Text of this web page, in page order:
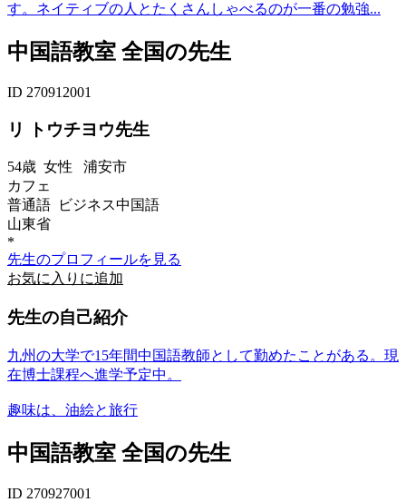
す。ネイティブの人とたくさんしゃべるのが一番の勉強...
中国語教室 全国の先生
ID 270912001
リ トウチヨウ先生
54歳 女性 浦安市
カフェ
普通語 ビジネス中国語
山東省
*
先生のプロフィールを見る
お気に入りに追加
先生の自己紹介
九州の大学で15年間中国語教師として勤めたことがある。現
在博士課程へ進学予定中。
趣味は、油絵と旅行
中国語教室 全国の先生
ID 270927001